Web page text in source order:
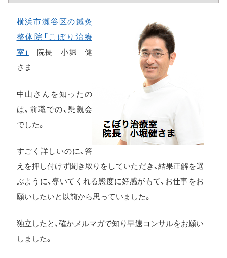
横浜市瀬谷区の鍼灸
整体院「こぼり治療
室」
院長 小堀 健
さま
中山さんを知ったの
は、前職での、懇親会
でした。
すごく詳しいのに、答
えを押し付けず聞き取りをしていただき、結果正解を選
ぶように、導いてくれる態度に好感がもて、お仕事をお
願いしたいと以前から思っていました。
独立したと、確かメルマガで知り早速コンサルをお願い
しました。